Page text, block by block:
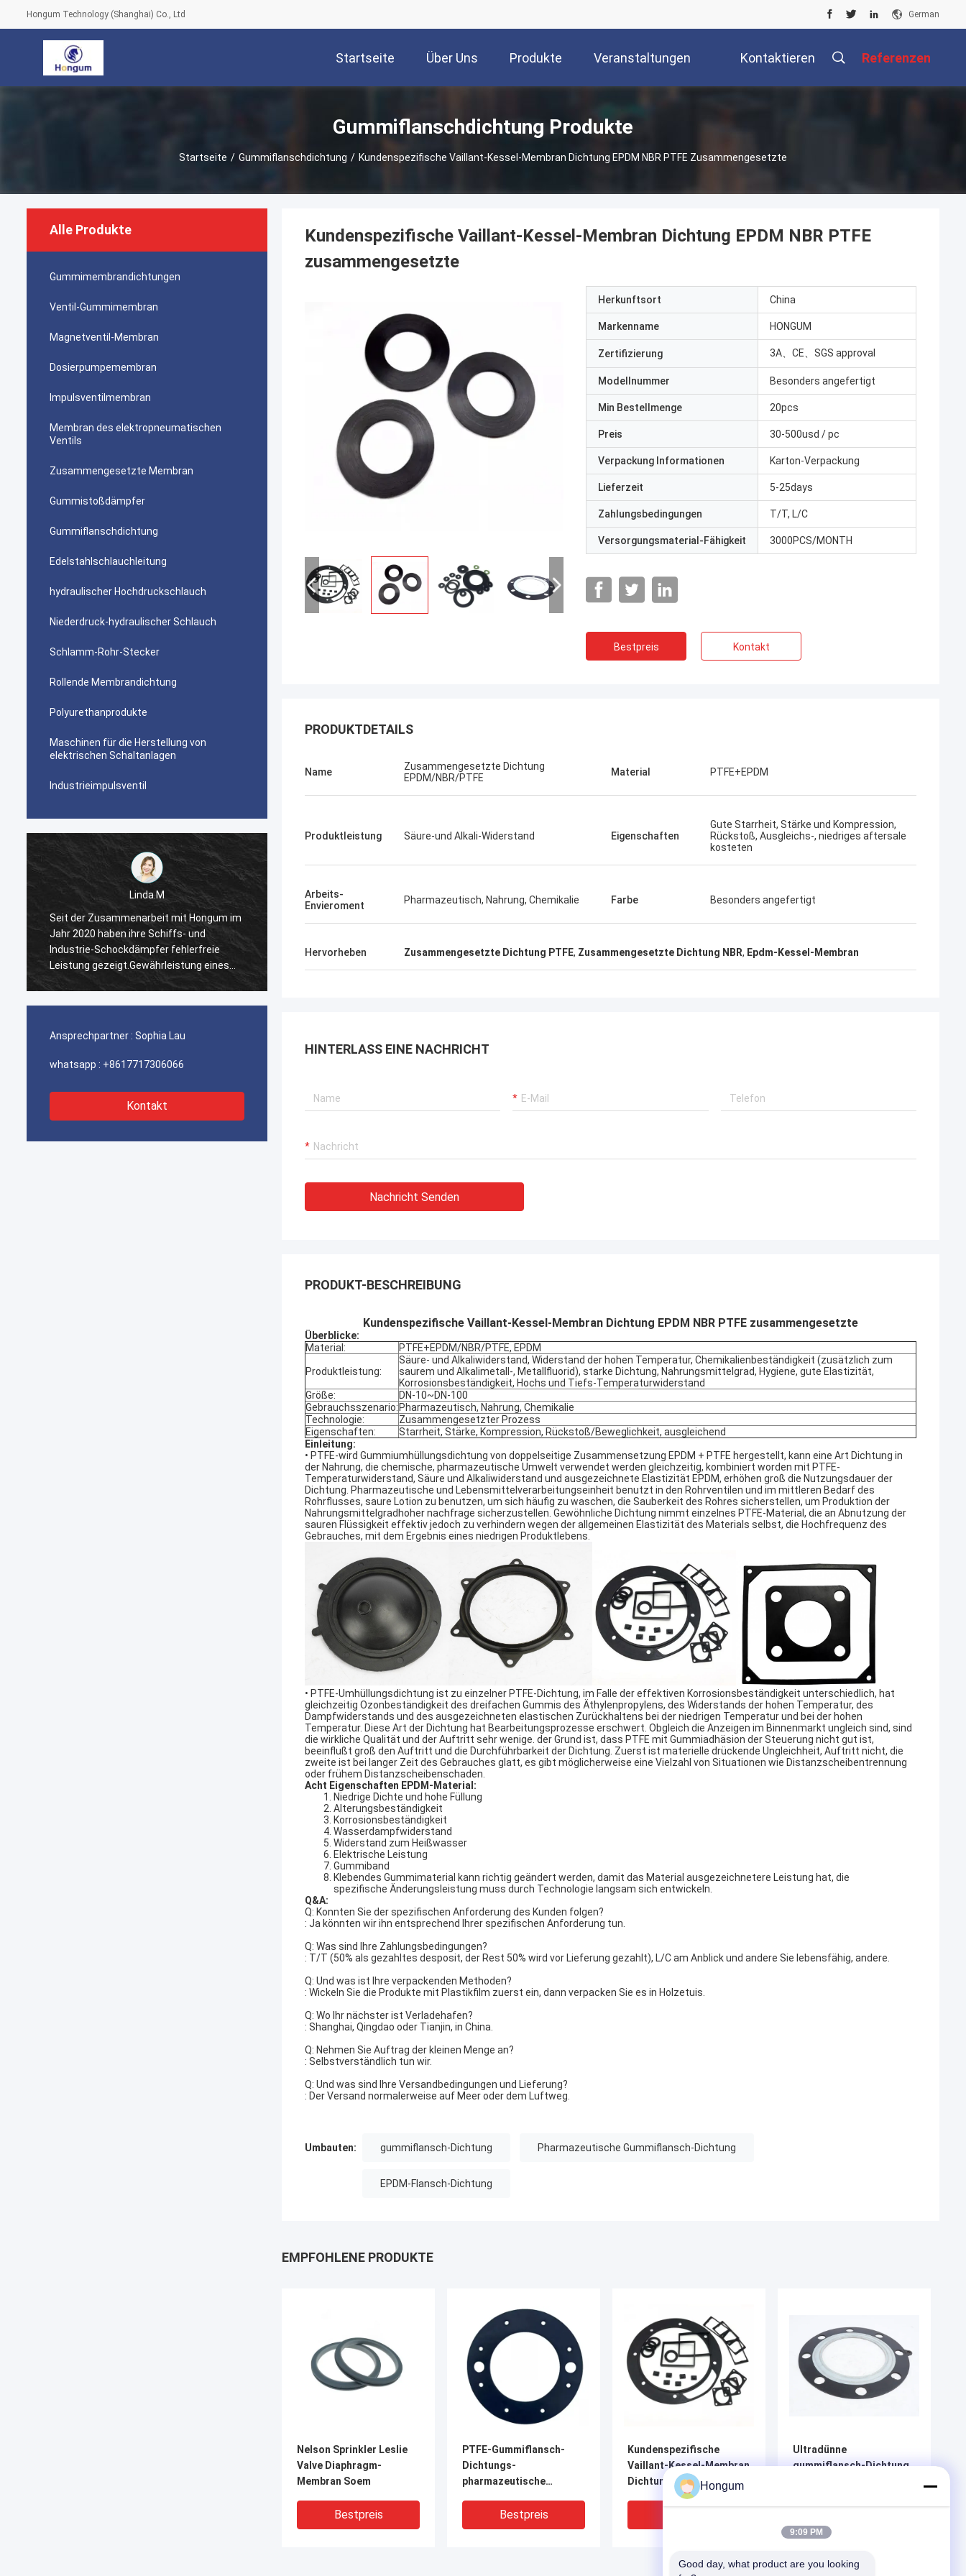
Hongum Technology (Shanghai) Co., Ltd German
Startseite Über Uns Produkte Veranstaltungen Kontaktieren Referenzen
Gummiflanschdichtung Produkte
Startseite / Gummiflanschdichtung / Kundenspezifische Vaillant-Kessel-Membran Dichtung EPDM NBR PTFE Zusammengesetzte
Alle Produkte
Gummimembrandichtungen
Ventil-Gummimembran
Magnetventil-Membran
Dosierpumpemembran
Impulsventilmembran
Membran des elektropneumatischen
Ventils
Zusammengesetzte Membran
Gummistoßdämpfer
Gummiflanschdichtung
Edelstahlschlauchleitung
hydraulischer Hochdruckschlauch
Niederdruck-hydraulischer Schlauch
Schlamm-Rohr-Stecker
Rollende Membrandichtung
Polyurethanprodukte
Maschinen für die Herstellung von
elektrischen Schaltanlagen
Industrieimpulsventil
Linda.M
Seit der Zusammenarbeit mit Hongum im
Jahr 2020 haben ihre Schiffs- und
Industrie-Schockdämpfer fehlerfreie
Leistung gezeigt.Gewährleistung eines
ununterbrochenen Betriebs unserer
Linda.M
Industrie-Schockdämpfer fehlerfreie
Ansprechpartner : Sophia Lau
whatsapp : +8617717306066
Kontakt
Kundenspezifische Vaillant-Kessel-Membran Dichtung EPDM NBR PTFE
zusammengesetzte
Herkunftsort China
Markenname HONGUM
Zertifizierung 3A、CE、SGS approval
Modellnummer Besonders angefertigt
Min Bestellmenge 20pcs
Preis 30-500usd / pc
Verpackung Informationen Karton-Verpackung
Lieferzeit 5-25days
Zahlungsbedingungen T/T, L/C
Versorgungsmaterial-Fähigkeit 3000PCS/MONTH
Bestpreis Kontakt
PRODUKTDETAILS
Name
Zusammengesetzte Dichtung
EPDM/NBR/PTFE
Material PTFE+EPDM
Produktleistung Säure-und Alkali-Widerstand Eigenschaften
Gute Starrheit, Stärke und Kompression,
Rückstoß, Ausgleichs-, niedriges aftersale
kosteten
Arbeits-
Envieroment
Pharmazeutisch, Nahrung, Chemikalie Farbe Besonders angefertigt
Hervorheben Zusammengesetzte Dichtung PTFE, Zusammengesetzte Dichtung NBR, Epdm-Kessel-Membran
HINTERLASS EINE NACHRICHT
Nachricht Senden
PRODUKT-BESCHREIBUNG
Kundenspezifische Vaillant-Kessel-Membran Dichtung EPDM NBR PTFE zusammengesetzte
Überblicke:
Material:
PTFE+EPDM/NBR/PTFE, EPDM
Produktleistung:
Säure- und Alkaliwiderstand, Widerstand der hohen Temperatur, Chemikalienbeständigkeit (zusätzlich zum
saurem und Alkalimetall-, Metallfluorid), starke Dichtung, Nahrungsmittelgrad, Hygiene, gute Elastizität,
Korrosionsbeständigkeit, Hochs und Tiefs-Temperaturwiderstand
Größe:
DN-10~DN-100
Gebrauchsszenario: Pharmazeutisch, Nahrung, Chemikalie
Technologie:
Zusammengesetzter Prozess
Eigenschaften:
Starrheit, Stärke, Kompression, Rückstoß/Beweglichkeit, ausgleichend
Einleitung:
• PTFE-wird Gummiumhüllungsdichtung von doppelseitige Zusammensetzung EPDM + PTFE hergestellt, kann eine Art Dichtung in
der Nahrung, die chemische, pharmazeutische Umwelt verwendet werden gleichzeitig, kombiniert worden mit PTFE-
Temperaturwiderstand, Säure und Alkaliwiderstand und ausgezeichnete Elastizität EPDM, erhöhen groß die Nutzungsdauer der
Dichtung. Pharmazeutische und Lebensmittelverarbeitungseinheit benutzt in den Rohrventilen und im mittleren Bedarf des
Rohrflusses, saure Lotion zu benutzen, um sich häufig zu waschen, die Sauberkeit des Rohres sicherstellen, um Produktion der
Nahrungsmittelgradhoher nachfrage sicherzustellen. Gewöhnliche Dichtung nimmt einzelnes PTFE-Material, die an Abnutzung der
sauren Flüssigkeit effektiv jedoch zu verhindern wegen der allgemeinen Elastizität des Materials selbst, die Hochfrequenz des
Gebrauches, mit dem Ergebnis eines niedrigen Produktlebens.
• PTFE-Umhüllungsdichtung ist zu einzelner PTFE-Dichtung, im Falle der effektiven Korrosionsbeständigkeit unterschiedlich, hat
gleichzeitig Ozonbeständigkeit des dreifachen Gummis des Äthylenpropylens, des Widerstands der hohen Temperatur, des
Dampfwiderstands und des ausgezeichneten elastischen Zurückhaltens bei der niedrigen Temperatur und bei der hohen
Temperatur. Diese Art der Dichtung hat Bearbeitungsprozesse erschwert. Obgleich die Anzeigen im Binnenmarkt ungleich sind, sind
die wirkliche Qualität und der Auftritt sehr wenige. der Grund ist, dass PTFE mit Gummiadhäsion der Steuerung nicht gut ist,
beeinflußt groß den Auftritt und die Durchführbarkeit der Dichtung. Zuerst ist materielle drückende Ungleichheit, Auftritt nicht, die
zweite ist bei langer Zeit des Gebrauches glatt, es gibt möglicherweise eine Vielzahl von Situationen wie Distanzscheibentrennung
oder frühem Distanzscheibenschaden.
Acht Eigenschaften EPDM-Material:
Niedrige Dichte und hohe Füllung
Alterungsbeständigkeit
Korrosionsbeständigkeit
Wasserdampfwiderstand
Widerstand zum Heißwasser
Elektrische Leistung
Gummiband
Klebendes Gummimaterial kann richtig geändert werden, damit das Material ausgezeichnetere Leistung hat, die
spezifische Änderungsleistung muss durch Technologie langsam sich entwickeln.
Q&A:
Q: Konnten Sie der spezifischen Anforderung des Kunden folgen?
: Ja könnten wir ihn entsprechend Ihrer spezifischen Anforderung tun.
Q: Was sind Ihre Zahlungsbedingungen?
: T/T (50% als gezahltes desposit, der Rest 50% wird vor Lieferung gezahlt), L/C am Anblick und andere Sie lebensfähig, andere.
Q: Und was ist Ihre verpackenden Methoden?
: Wickeln Sie die Produkte mit Plastikfilm zuerst ein, dann verpacken Sie es in Holzetuis.
Q: Wo Ihr nächster ist Verladehafen?
: Shanghai, Qingdao oder Tianjin, in China.
Q: Nehmen Sie Auftrag der kleinen Menge an?
: Selbstverständlich tun wir.
Q: Und was sind Ihre Versandbedingungen und Lieferung?
: Der Versand normalerweise auf Meer oder dem Luftweg.
Umbauten: gummiflansch-Dichtung Pharmazeutische Gummiflansch-Dichtung
EPDM-Flansch-Dichtung
EMPFOHLENE PRODUKTE
Nelson Sprinkler Leslie
Valve Diaphragm-
Membran Soem
Bestpreis
PTFE-Gummiflansch-
Dichtungs-
pharmazeutische
umhüllungBestpreis
Kundenspezifische
Vaillant-Kessel-Membran
Dichtung EPDM NBR
PTFE zusammengesetzte
Ultradünne
gummiflansch-Dichtung
Hongum
9:09 PM
Good day, what product are you looking